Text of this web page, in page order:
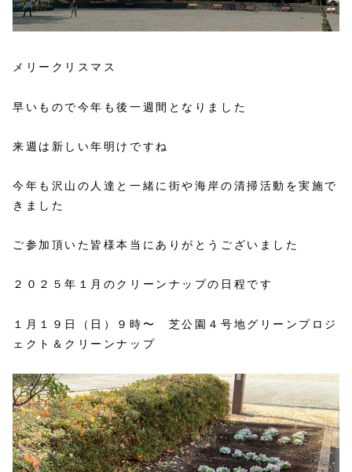
メリークリスマス
早いもので今年も後一週間となりました
来週は新しい年明けですね
今年も沢山の人達と一緒に街や海岸の清掃活動を実施で
きました
ご参加頂いた皆様本当にありがとうございました
２０２５年１月のクリーンナップの日程です
１月１９日（日）９時〜 芝公園４号地グリーンプロジ
ェクト＆クリーンナップ